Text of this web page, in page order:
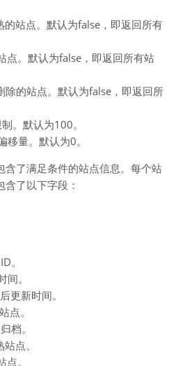
站点。默认为false，即返回所有
点。默认为false，即返回所有站
的站点。默认为false，即返回所
。默认为100。
量。默认为0。
含了满足条件的站点信息。每个站
了以下字段：
。
。
更新时间。
点。
档。
点。
。